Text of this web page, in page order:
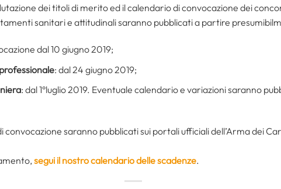
dei titoli di merito ed il calendario di convocazione dei
sanitari e attitudinali saranno pubblicati a partire
dal 10 giugno 2019;
: dal 24 giugno 2019;
: dal 1°luglio 2019. Eventuale calendario e variazioni saranno
convocazione saranno pubblicati sui portali ufficiali dell’Arma dei
segui il nostro calendario delle scadenze.